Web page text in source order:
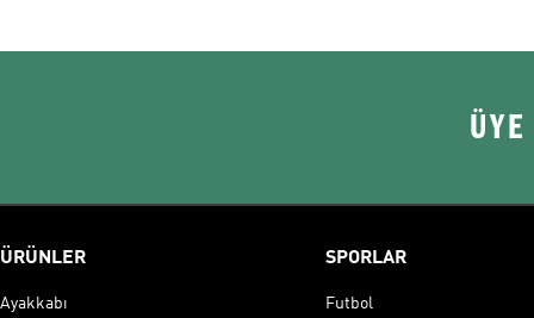
ÜRÜNLER
Ayakkabı
SPORLAR
Futbol